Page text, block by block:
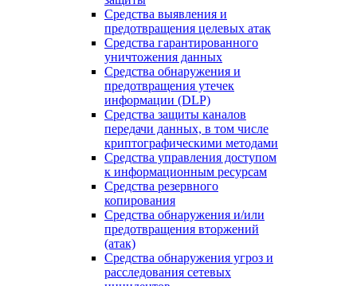
Средства выявления и
предотвращения целевых атак
Средства гарантированного
уничтожения данных
Средства обнаружения и
предотвращения утечек
информации (DLP)
Средства защиты каналов
передачи данных, в том числе
криптографическими методами
Средства управления доступом
к информационным ресурсам
Средства резервного
копирования
Средства обнаружения и/или
предотвращения вторжений
(атак)
Средства обнаружения угроз и
расследования сетевых